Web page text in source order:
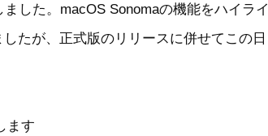
した。macOS Sonomaの機能をハイライ
たが、正式版のリリースに併せてこの日
ます